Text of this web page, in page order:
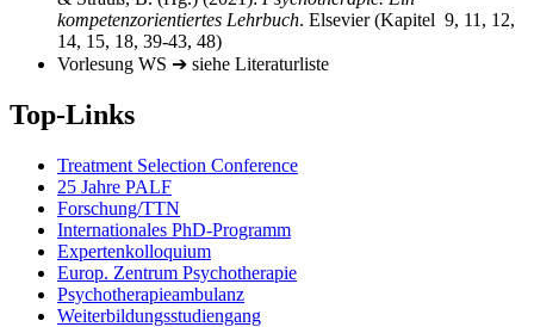
kompetenzorientiertes Lehrbuch. Elsevier (Kapitel 9, 11, 12,
14, 15, 18, 39-43, 48)
Vorlesung WS ➔ siehe Literaturliste
Top-Links
Treatment Selection Conference
25 Jahre PALF
Forschung/TTN
Internationales PhD-Programm
Expertenkolloquium
Europ. Zentrum Psychotherapie
Psychotherapieambulanz
Weiterbildungsstudiengang